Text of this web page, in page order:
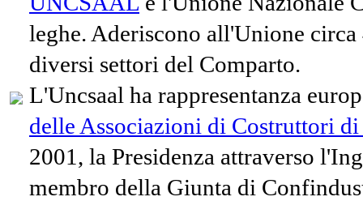
leghe. Aderiscono all'Unione
diversi settori del Comparto.
L'Uncsaal ha rappresentanza
delle Associazioni di Costruttori
2001, la Presidenza attraverso
membro della Giunta di